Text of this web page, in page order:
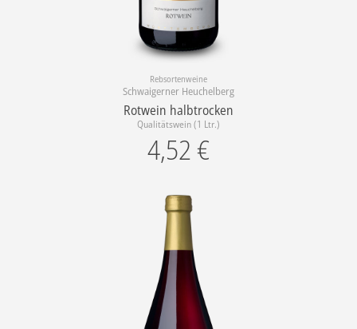
Rebsortenweine
Schwaigerner Heuchelberg
Rotwein halbtrocken
Qualitätswein (1 Ltr.)
4,52 €